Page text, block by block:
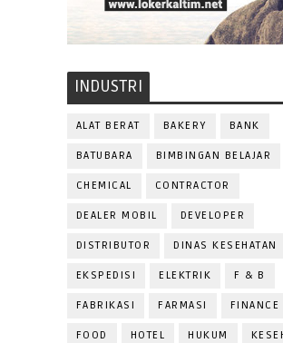
INDUSTRI
ALAT BERAT BAKERY BANK
BATUBARA BIMBINGAN BELAJAR
CHEMICAL CONTRACTOR
DEALER MOBIL DEVELOPER
DISTRIBUTOR DINAS KESEHATAN
EKSPEDISI ELEKTRIK F & B
FABRIKASI FARMASI FINANCE
FOOD HOTEL HUKUM